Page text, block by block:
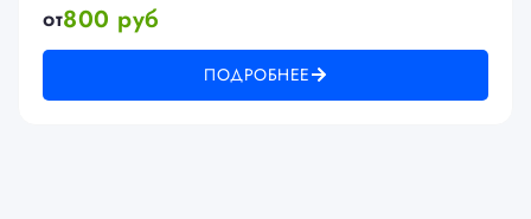
от800 руб
ПОДРОБНЕЕ